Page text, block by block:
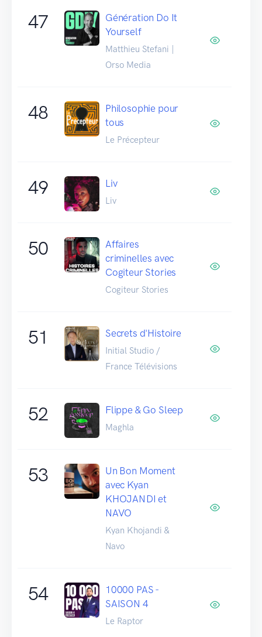
47
Génération Do It
Yourself
Matthieu Stefani |
Orso Media
48
Philosophie pour
tous
Le Précepteur
49 Liv
Liv
50
Affaires
criminelles avec
Cogiteur Stories
Cogiteur Stories
51 Secrets d'Histoire
Initial Studio /
France Télévisions
52 Flippe & Go Sleep
Maghla
53
Un Bon Moment
avec Kyan
KHOJANDI et
NAVO
Kyan Khojandi &
Navo
54
10000 PAS -
SAISON 4
Le Raptor